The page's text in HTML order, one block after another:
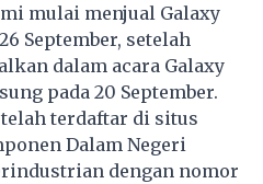
mulai menjual Galaxy
September, setelah
dalam acara Galaxy
pada 20 September.
telah terdaftar di situs
Dalam Negeri
dengan nomor